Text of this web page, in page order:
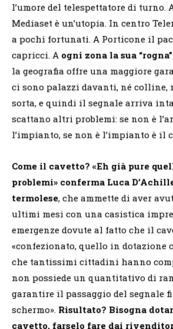
l’umore del telespettatore di turno.
Mediaset è un’utopia. In centro
a pochi fortunati. A Porticone il
capricci. A ogni zona la sua
la geografia offre una maggiore
ci sono palazzi davanti, né colline,
sorta, e quindi il segnale arriva
scattano altri problemi: se non è
l’impianto, se non è l’impianto è il
Come il cavetto? «Eh già pure
problemi» conferma Luca
termolese, che ammette di aver
ultimi mesi con una casistica
emergenze dovute al fatto che il
«confezionato, quello in dotazione
che tantissimi cittadini hanno
non possiede un quantitativo di
garantire il passaggio del segnale
schermo». Risultato? Bisogna
cavetto, farselo fare dai